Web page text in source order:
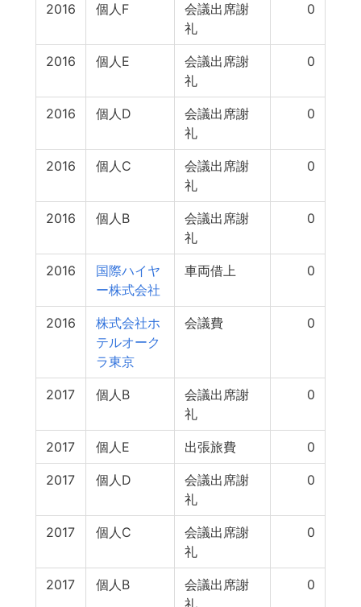
2016 個人F
会議出席謝
礼
0
2016 個人E
会議出席謝
礼
0
2016 個人D
会議出席謝
礼
0
2016 個人C
会議出席謝
礼
0
2016 個人B
会議出席謝
礼
0
2016
国際ハイヤ
ー株式会社
車両借上 0
2016
株式会社ホ
テルオーク
ラ東京
会議費 0
2017 個人B
会議出席謝
礼
0
2017 個人E 出張旅費 0
2017 個人D
会議出席謝
礼
0
2017 個人C
会議出席謝
礼
0
2017 個人B
会議出席謝
礼
0